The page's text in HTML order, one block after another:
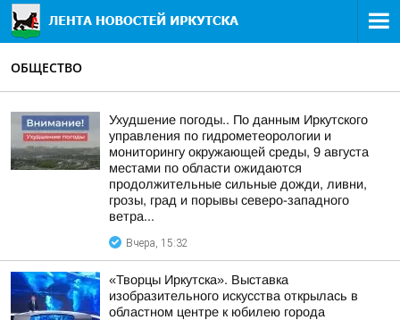
ОБЩЕСТВО
Ухудшение погоды.. По данным Иркутского
управления по гидрометеорологии и
мониторингу окружающей среды, 9 августа
местами по области ожидаются
продолжительные сильные дожди, ливни,
грозы, град и порывы северо-западного
ветра...
Вчера, 15:32
«Творцы Иркутска». Выставка
изобразительного искусства открылась в
областном центре к юбилею города